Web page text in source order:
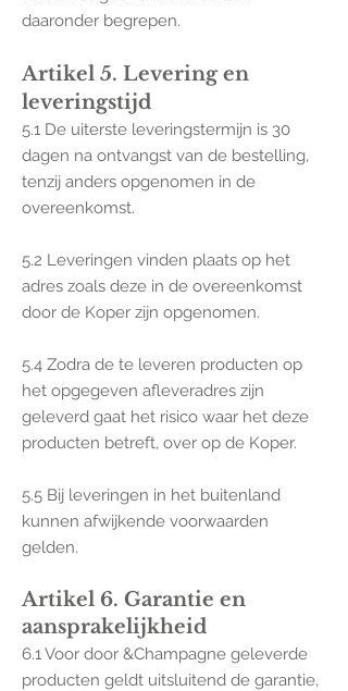
daaronder begrepen.
Artikel 5. Levering en
leveringstijd
5.1 De uiterste leveringstermijn is 30
dagen na ontvangst van de bestelling,
tenzij anders opgenomen in de
overeenkomst.
5.2 Leveringen vinden plaats op het
adres zoals deze in de overeenkomst
door de Koper zijn opgenomen.
5.4 Zodra de te leveren producten op
het opgegeven afleveradres zijn
geleverd gaat het risico waar het deze
producten betreft, over op de Koper.
5.5 Bij leveringen in het buitenland
kunnen afwijkende voorwaarden
gelden.
Artikel 6. Garantie en
aansprakelijkheid
6.1 Voor door &Champagne geleverde
producten geldt uitsluitend de garantie,